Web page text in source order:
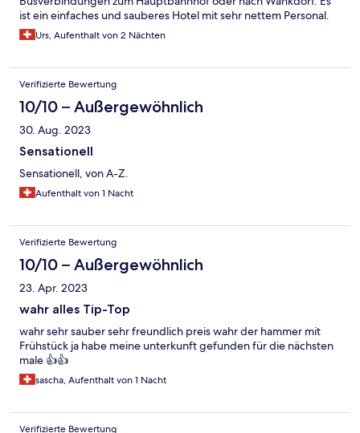
ist ein einfaches und sauberes Hotel mit sehr nettem Personal.
Urs, Aufenthalt von 2 Nächten
Verifizierte Bewertung
10/10 – Außergewöhnlich
30. Aug. 2023
Sensationell
Sensationell, von A-Z.
Aufenthalt von 1 Nacht
Verifizierte Bewertung
10/10 – Außergewöhnlich
23. Apr. 2023
wahr alles Tip-Top
wahr sehr sauber sehr freundlich preis wahr der hammer mit
Frühstück ja habe meine unterkunft gefunden für die nächsten
male 👍👍
sascha, Aufenthalt von 1 Nacht
Verifizierte Bewertung